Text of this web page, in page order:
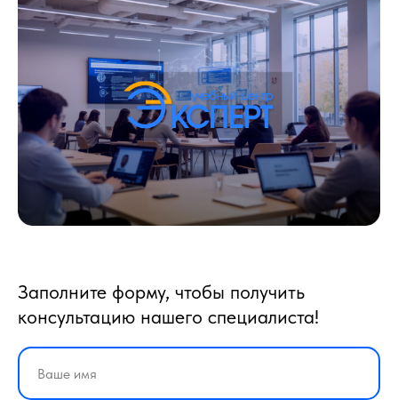
Заполните форму, чтобы получить
консультацию нашего специалиста!